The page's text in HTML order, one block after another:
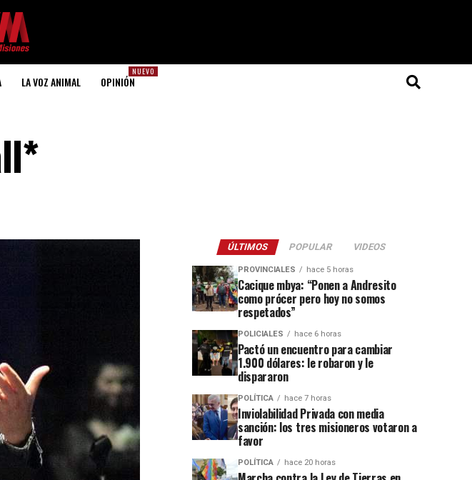
LA VOZ ANIMAL
NUEVO
OPINIÓN
ÚLTIMOS POPULAR VIDEOS
PROVINCIALES hace 5 horas
Cacique mbya: “Ponen a Andresito
como prócer pero hoy no somos
respetados”
POLICIALES hace 6 horas
Pactó un encuentro para cambiar
1.900 dólares: le robaron y le
dispararon
POLÍTICA hace 7 horas
Inviolabilidad Privada con media
sanción: los tres misioneros votaron a
favor
POLÍTICA hace 20 horas